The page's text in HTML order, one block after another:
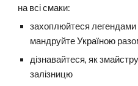
на всі смаки:
захоплюйтеся
мандруйте Україною
дізнавайтеся, як
залізницю